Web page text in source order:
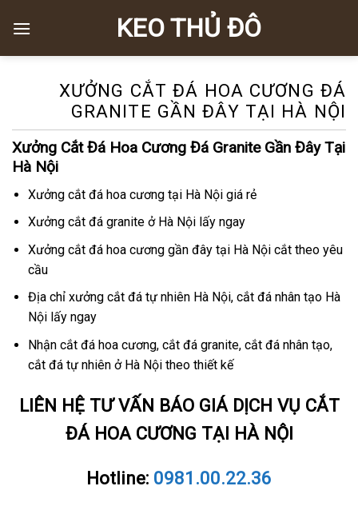
KEO THỦ ĐÔ
XƯỞNG CẮT ĐÁ HOA CƯƠNG ĐÁ
GRANITE GẦN ĐÂY TẠI HÀ NỘI
Xưởng Cắt Đá Hoa Cương Đá Granite Gần Đây Tại
Hà Nội
Xưởng cắt đá hoa cương tại Hà Nội giá rẻ
Xưởng cắt đá granite ở Hà Nội lấy ngay
Xưởng cắt đá hoa cương gần đây tại Hà Nội cắt theo yêu
cầu
Địa chỉ xưởng cắt đá tự nhiên Hà Nội, cắt đá nhân tạo Hà
Nội lấy ngay
Nhận cắt đá hoa cương, cắt đá granite, cắt đá nhân tạo,
cắt đá tự nhiên ở Hà Nội theo thiết kế
LIÊN HỆ TƯ VẤN BÁO GIÁ DỊCH VỤ CẮT
ĐÁ HOA CƯƠNG TẠI HÀ NỘI
Hotline: 0981.00.22.36